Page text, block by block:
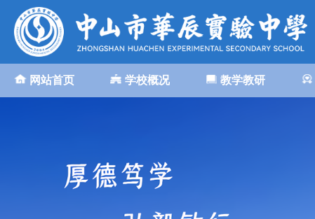
网站首页 学校概况 教学教研